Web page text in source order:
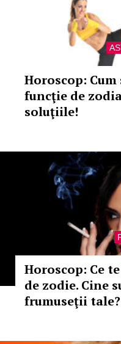
Horoscop:
funcţie de
soluţiile!
Horoscop: Ce
de zodie. Cine
frumuseţii tale?